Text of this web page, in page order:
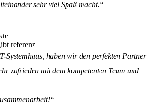
sehr viel Spaß macht.“
Systemhaus, haben wir den perfekten Partner
zufrieden mit dem kompetenten Team und